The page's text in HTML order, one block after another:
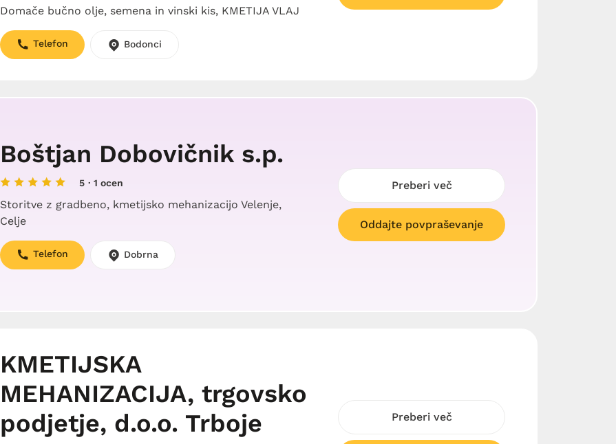
Domače bučno olje, semena in vinski kis, KMETIJA VLAJ
Telefon Bodonci
Boštjan Dobovičnik s.p.
5 · 1 ocen
Storitve z gradbeno, kmetijsko mehanizacijo Velenje,
Celje
Telefon Dobrna
Preberi več
Oddajte povpraševanje
KMETIJSKA
MEHANIZACIJA, trgovsko
podjetje, d.o.o. Trboje
Preberi več